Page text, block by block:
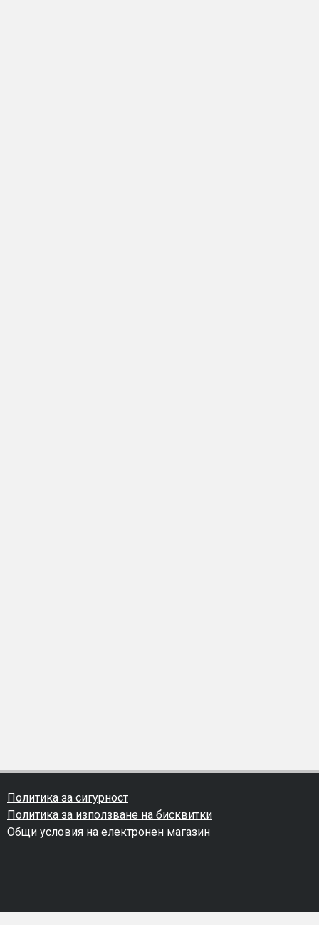
Политика за сигурност
Политика за използване на бисквитки
Общи условия на електронен магазин